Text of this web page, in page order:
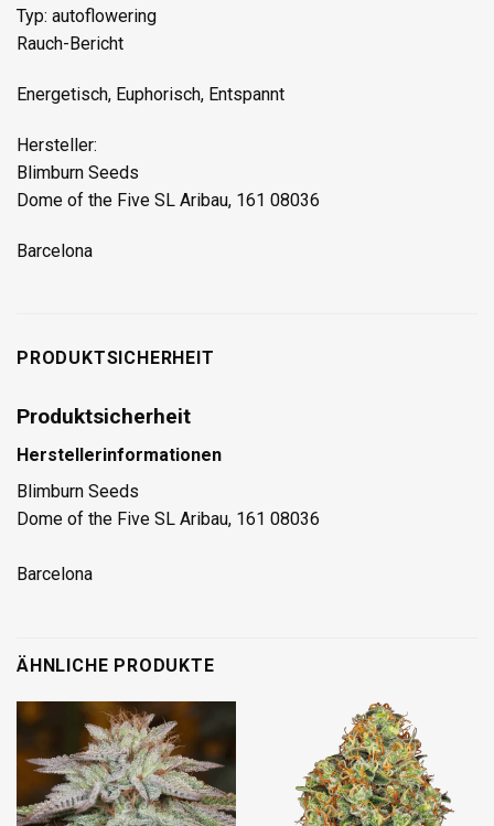
Typ: autoflowering
Rauch-Bericht
Energetisch, Euphorisch, Entspannt
Hersteller:
Blimburn Seeds
Dome of the Five SL Aribau, 161 08036
Barcelona
PRODUKTSICHERHEIT
Produktsicherheit
Herstellerinformationen
Blimburn Seeds
Dome of the Five SL Aribau, 161 08036
Barcelona
ÄHNLICHE PRODUKTE